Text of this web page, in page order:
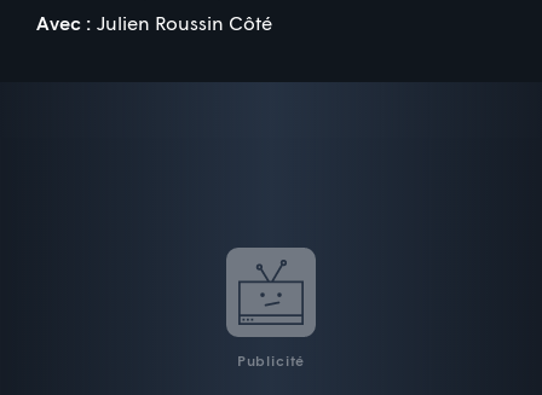
Avec : Julien Roussin Côté
Publicité